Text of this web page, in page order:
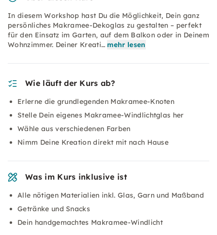
In diesem Workshop hast Du die Möglichkeit, Dein ganz
persönliches Makramee-Dekoglas zu gestalten – perfekt
für den Einsatz im Garten, auf dem Balkon oder in Deinem
Wohnzimmer. Deiner Kreati… mehr lesen
Wie läuft der Kurs ab?
Erlerne die grundlegenden Makramee-Knoten
Stelle Dein eigenes Makramee-Windlichtglas her
Wähle aus verschiedenen Farben
Nimm Deine Kreation direkt mit nach Hause
Was im Kurs inklusive ist
Alle nötigen Materialien inkl. Glas, Garn und Maßband
Getränke und Snacks
Dein handgemachtes Makramee-Windlicht